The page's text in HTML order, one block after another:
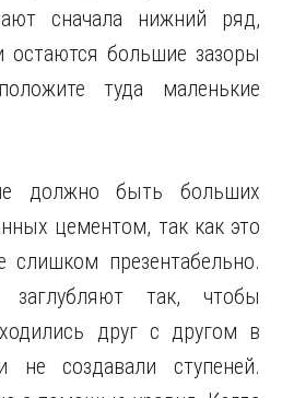
сначала нижний ряд,
остаются большие зазоры
туда маленькие
должно быть больших
цементом, так как это
слишком презентабельно.
так, чтобы
друг с другом в
не создавали ступеней.